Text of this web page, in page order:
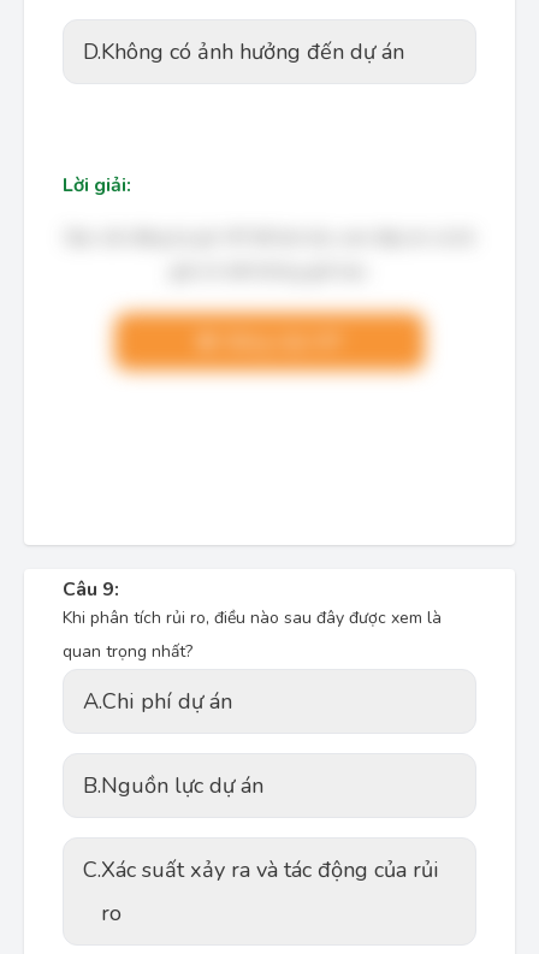
D.Không có ảnh hưởng đến dự án
Lời giải:
Câu 9:
Khi phân tích rủi ro, điều nào sau đây được xem là
quan trọng nhất?
A.Chi phí dự án
B.Nguồn lực dự án
C.Xác suất xảy ra và tác động của rủi
ro